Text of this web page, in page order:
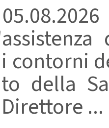
contorni
della
...